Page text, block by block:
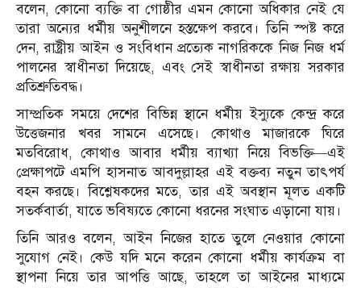
বলেন, কোনো ব্যক্তি বা গোষ্ঠীর এমন কোনো অধিকার নেই যে
তারা অন্যের ধর্মীয় অনুশীলনে হস্তক্ষেপ করবে। তিনি স্পষ্ট করে
দেন, রাষ্ট্রীয় আইন ও সংবিধান প্রত্যেক নাগরিককে নিজ নিজ ধর্ম
পালনের স্বাধীনতা দিয়েছে, এবং সেই স্বাধীনতা রক্ষায় সরকার
প্রতিশ্রুতিবদ্ধ।
সাম্প্রতিক সময়ে দেশের বিভিন্ন স্থানে ধর্মীয় ইস্যুকে কেন্দ্র করে
উত্তেজনার খবর সামনে এসেছে। কোথাও মাজারকে ঘিরে
মতবিরোধ, কোথাও আবার ধর্মীয় ব্যাখ্যা নিয়ে বিভক্তি—এই
প্রেক্ষাপটে এমপি হাসনাত আবদুল্লাহর এই বক্তব্য নতুন তাৎপর্য
বহন করছে। বিশ্লেষকদের মতে, তার এই অবস্থান মূলত একটি
সতর্কবার্তা, যাতে ভবিষ্যতে কোনো ধরনের সংঘাত এড়ানো যায়।
তিনি আরও বলেন, আইন নিজের হাতে তুলে নেওয়ার কোনো
সুযোগ নেই। কেউ যদি মনে করেন কোনো ধর্মীয় কার্যক্রম বা
স্থাপনা নিয়ে তার আপত্তি আছে, তাহলে তা আইনের মাধ্যমে